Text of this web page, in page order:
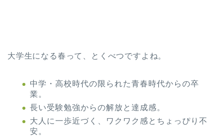
大学生になる春って、とくべつですよね。
中学・高校時代の限られた青春時代からの卒
業。
長い受験勉強からの解放と達成感。
大人に一歩近づく、ワクワク感とちょっぴり不
安。